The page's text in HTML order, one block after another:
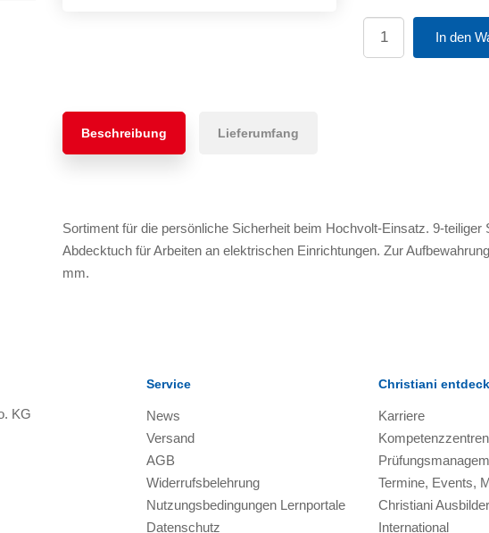
In den
Beschreibung Lieferumfang
Sortiment für die persönliche Sicherheit beim Hochvolt-Einsatz. 9-
Abdecktuch für Arbeiten an elektrischen Einrichtungen. Zur
mm.
KG
Service
News
Versand
AGB
Widerrufsbelehrung
Nutzungsbedingungen Lernportale
Datenschutz
Christiani
Karriere
Kompetenzzentren
Termine, Events,
Christiani
International